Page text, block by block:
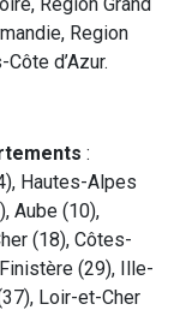
Region
d’Azur.
:
Hautes-Alpes
Aube (10),
(18), Côtes-
(29), Ille-
Loir-et-Cher